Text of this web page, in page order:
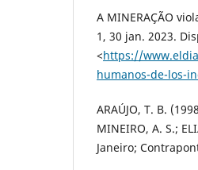
A MINERAÇÃO
1, 30 jan. 2023.
<https://
humanos-de-los-
ARAÚJO, T. B.
MINEIRO, A. S.;
Janeiro;